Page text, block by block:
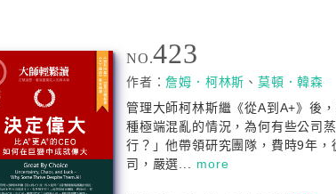
NO.423
作者：詹姆．柯林斯 、莫頓．韓森
管理大師柯林斯繼《從A到A+》後
種極端混亂的情況，為何有些公司
行？」他帶領研究團隊，費時9年
司，嚴選... more